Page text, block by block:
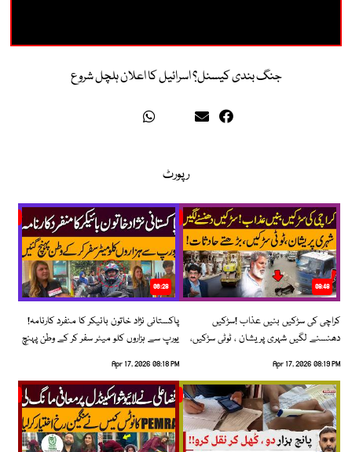
جنگ بندی کیسنل؟ اسرائیل کا اعلان ہلچل شروع
رپورٹ
08:48
کراچی کی سڑکیں بنیں عذاب !سڑکیں
دھنسنے لگیں شہری پریشان ، ٹوٹی سڑکیں،
Apr 17, 2026 08:19 PM
06:28
پاکستانی نژاد خاتون بائیکر کا منفرد کارنامہ!
یورپ سے ہزاروں کلو میٹر سفر کر کے وطن پہنچ
Apr 17, 2026 08:18 PM